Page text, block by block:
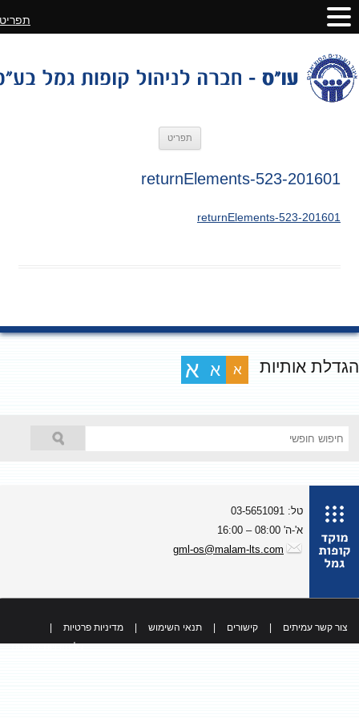
תפריט
201601-returnElements-523
201601-returnElements-523
אותיות א א א
טל: 03-5651091
א'-ה' 08:00 – 16:00
gml-os@malam-lts.com
צור קשר עמיתים קישורים תנאי השימוש מדיניות פרטיות
כל הזכויות שמורות
תפריט